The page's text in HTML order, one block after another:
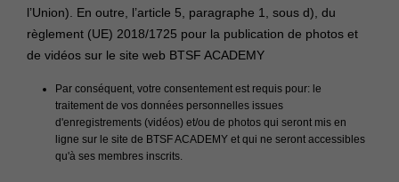
l’Union). En outre, l’article 5, paragraphe 1, sous d), du
règlement (UE) 2018/1725 pour la publication de photos et
de vidéos sur le site web BTSF ACADEMY
Par conséquent, votre consentement est requis pour: le
traitement de vos données personnelles issues
d'enregistrements (vidéos) et/ou de photos qui seront mis en
ligne sur le site de BTSF ACADEMY et qui ne seront accessibles
qu'à ses membres inscrits.